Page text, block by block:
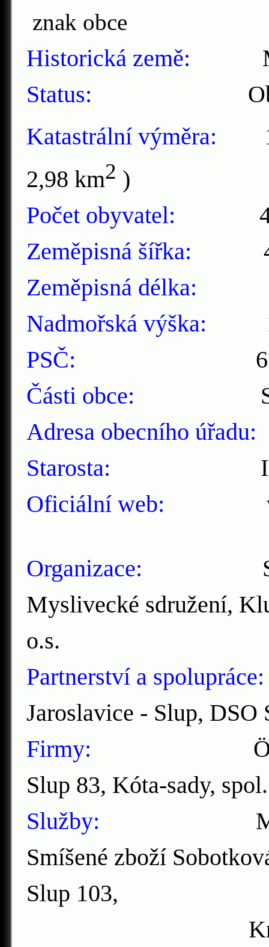
znak obce
Historická země:
Status:
Katastrální výměra:
2,98 km2 )
Počet obyvatel: 447
Zeměpisná šířka:
Zeměpisná délka:
Nadmořská výška:
PSČ:
671
Části obce:
Slup,
Adresa obecního úřadu:
Starosta:
Ing.
Oficiální web:
Organizace: SDH
Myslivecké sdružení,
o.s.
Partnerství a
Jaroslavice - Slup,
Firmy:
Slup 83, Kóta-sady,
Služby: Mateřská
Smíšené zboží
Slup 103,
Knihovna +